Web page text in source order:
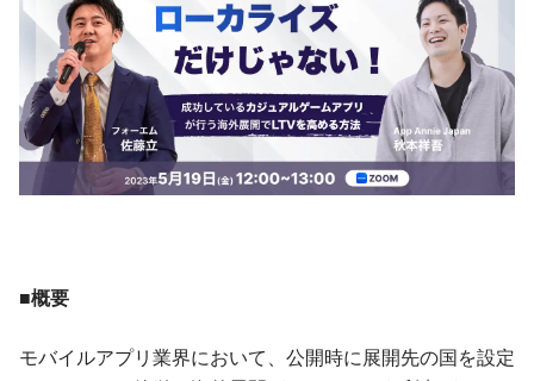
■概要
モバイルアプリ業界において、公開時に展開先の国を設定